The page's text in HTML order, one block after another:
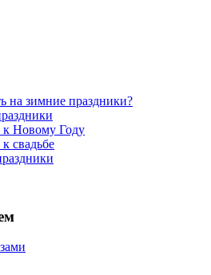
на зимние праздники?
к Новому Году
свадьбе